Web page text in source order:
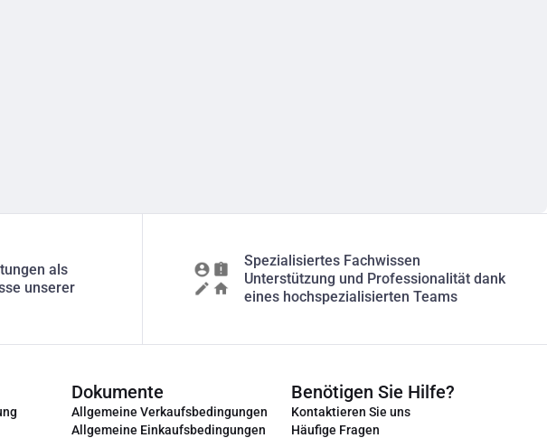
als
unserer
Spezialisiertes Fachwissen
Unterstützung und Professionalität dank
eines hochspezialisierten Teams
Dokumente
Allgemeine Verkaufsbedingungen
Allgemeine Einkaufsbedingungen
Benötigen Sie Hilfe?
Kontaktieren Sie uns
Häufige Fragen